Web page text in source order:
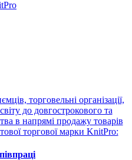
торговельні організації,
до довгострокового та
в напрямі продажу товарів
торгової марки KnitPro: